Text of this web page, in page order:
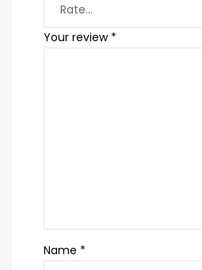
Your review *
Name *